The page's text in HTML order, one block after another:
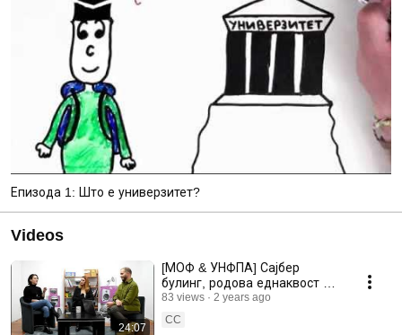
Епизода 1: Што е универзитет?
Videos
24:07
[МОФ & УНФПА] Сајбер
булинг, родова еднаквост и
градење доверба преку
конструктивни наративи
83 views
2 years ago
CC